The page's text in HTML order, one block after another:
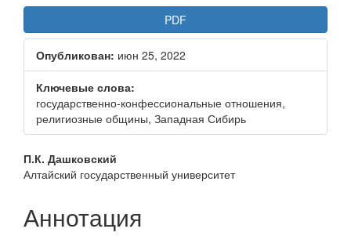
Статья
боковой
панели
PDF
Опубликован: июн 25, 2022
Ключевые слова:
государственно-конфессиональные отношения,
религиозные общины, Западная Сибирь
Основное
содержание
статьи
П.К. Дашковский
Алтайский государственный университет
Аннотация